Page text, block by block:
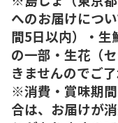
へのお届けにつ
間5日以内）・生
の一部・生花（
きませんのでご了
※消費・賞味期
合は、お届けが